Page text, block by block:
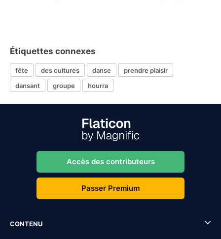
Étiquettes connexes
fête des cultures danse
prendre plaisir
dansant
groupe hourra
Accès des contributeurs
Passer Premium
CONTENU